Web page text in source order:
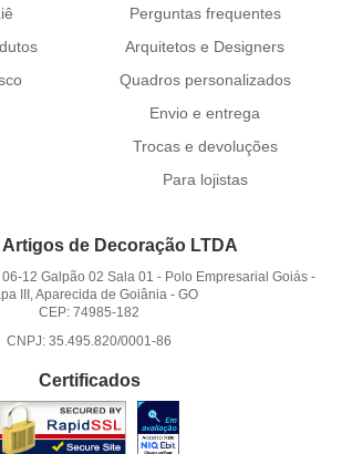
Perguntas frequentes
Arquitetos e Designers
Quadros personalizados
Envio e entrega
Trocas e devoluções
Para lojistas
Artigos de Decoração LTDA
12 Galpão 02 Sala 01 - Polo Empresarial Goiás -
III, Aparecida de Goiânia - GO
CEP: 74985-182
CNPJ: 35.495.820/0001-86
Certificados